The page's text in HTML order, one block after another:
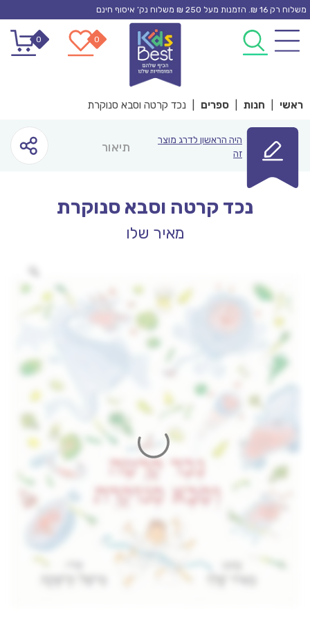
Skip
content
משלוח רק 16 ₪. הזמנות מעל 250 ₪ משלוח נק’ איסוף חינם
0
0
ראשי חנות ספרים נכד קרטה וסבא סנוקרת
היה הראשון לדרג מוצר
זה
תיאור
נכד קרטה וסבא סנוקרת
מאיר שלו